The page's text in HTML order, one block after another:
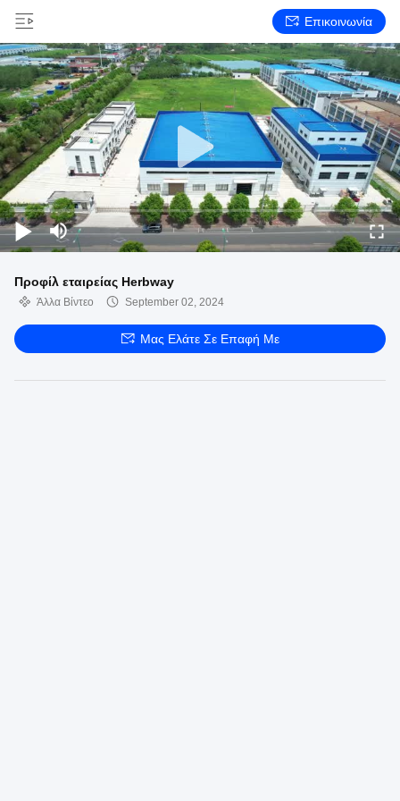
Επικοινωνία
Προφίλ εταιρείας Herbway
Άλλα Βίντεο September 02, 2024
Μας Ελάτε Σε Επαφή Με